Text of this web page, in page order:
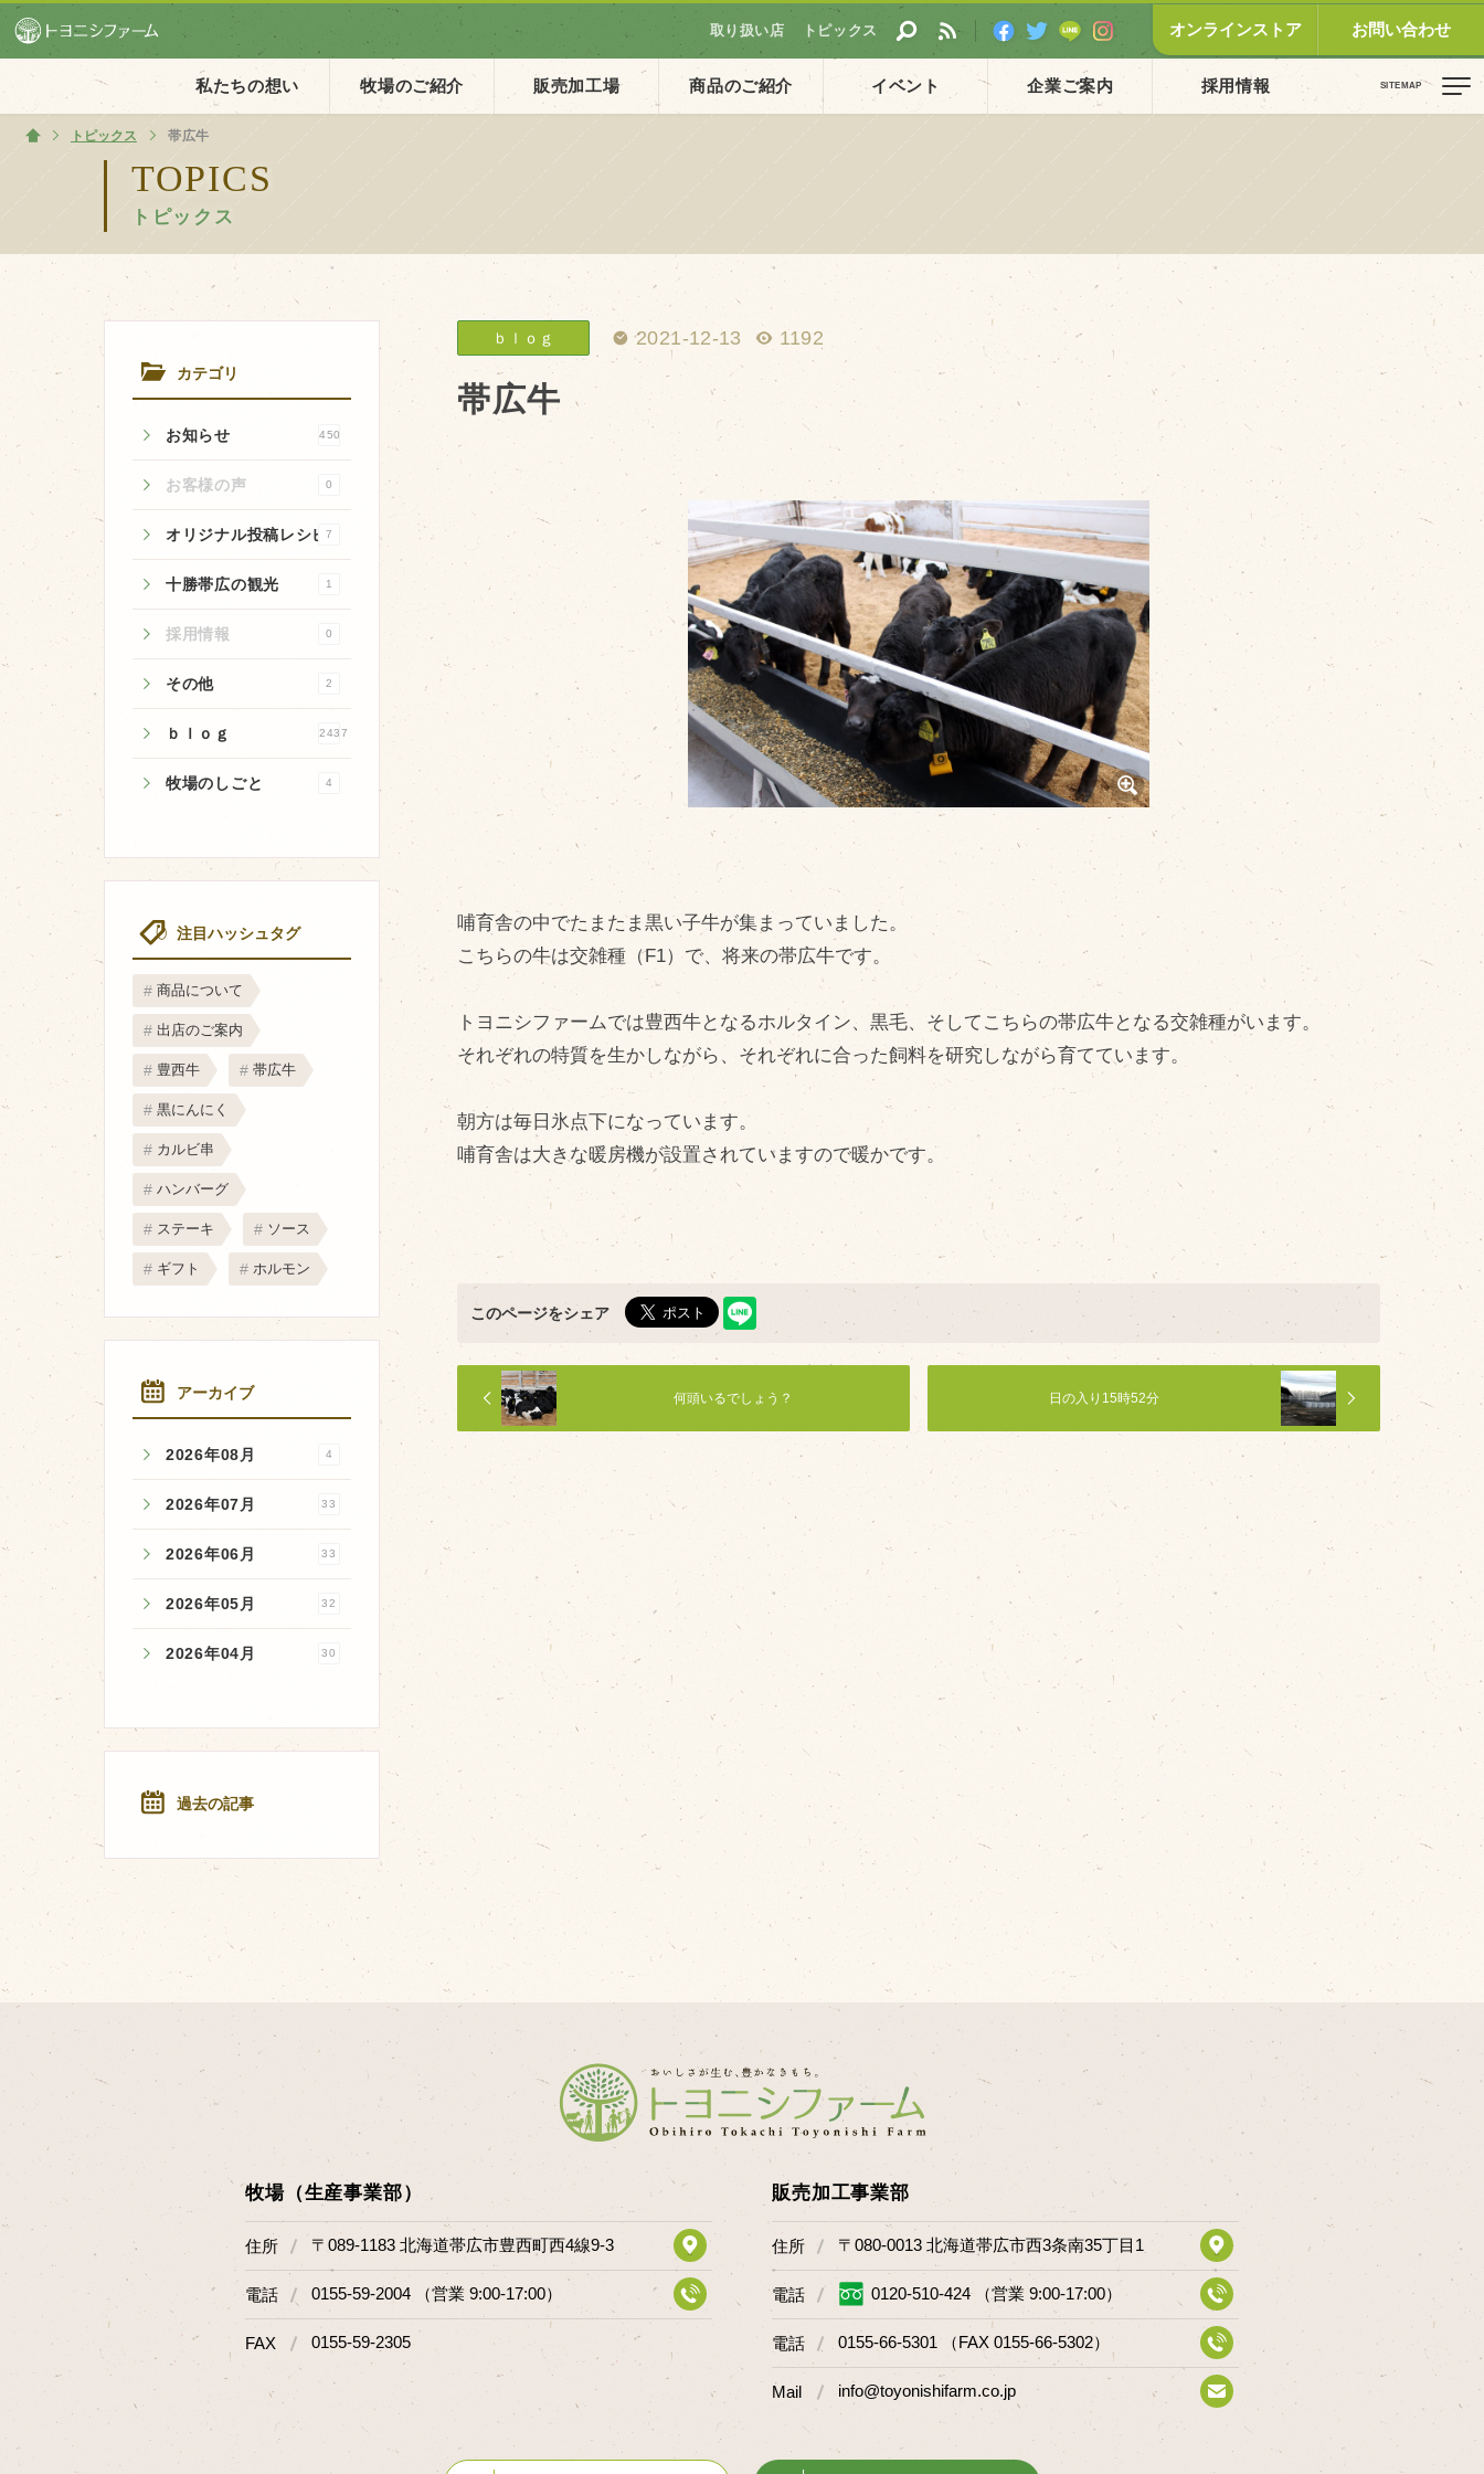
私たちの想い 牧場のご紹介 販売加工場 商品のご紹介 イベント 企業ご案内 採用情報
取り扱い店 トピックス オンラインストア お問い合わせ
TOPICS
トピックス
ホーム
トピックス 帯広牛
カテゴリ
お知らせ 450
お客様の声 0
オリジナル投稿レシピ7
十勝帯広の観光 1
採用情報 0
その他 2
ｂｌｏｇ 2437
牧場のしごと 4
注目ハッシュタグ
商品について
出店のご案内
豊西牛 帯広牛
黒にんにく
カルビ串
ハンバーグ
ステーキ ソース
ギフト ホルモン
アーカイブ
2026年08月 4
2026年07月 33
2026年06月 33
2026年05月 32
2026年04月 30
過去の記事
ｂｌｏｇ 2021-12-13 1192
帯広牛
哺育舎の中でたまたま黒い子牛が集まっていました。
こちらの牛は交雑種（F1）で、将来の帯広牛です。
トヨニシファームでは豊西牛となるホルタイン、黒毛、そしてこちらの帯広牛となる交雑種がいます。
それぞれの特質を生かしながら、それぞれに合った飼料を研究しながら育てています。
朝方は毎日氷点下になっています。
哺育舎は大きな暖房機が設置されていますので暖かです。
このページをシェア
日の入り15時52分
何頭いるでしょう？
牧場（生産事業部）
住所 〒089-1183 北海道帯広市豊西町西4線9-3
電話 0155-59-2004 （営業 9:00-17:00）
FAX 0155-59-2305
販売加工事業部
住所 〒080-0013 北海道帯広市西3条南35丁目1
電話 0120-510-424 （営業 9:00-17:00）
電話 0155-66-5301 （FAX 0155-66-5302）
Mail info@toyonishifarm.co.jp
ホーム
私たちの想い
PV動画
イベント一覧
企業ご案内
会社概要・沿革
アクセス
個人情報保護方針
お知らせ
お客様の声
オリジナル投稿レシピ
十勝帯広の観光
牧場の仕事
その他
牧場のご紹介
飼育している牛について
販売加工場
食肉加工場を新設
衛生管理体制
業務管理体制
品質管理体制
ＢtoＢ受発注システム
瑕疵とは
商品のご紹介
豊西牛
厚切ステーキ
カルビ串
ハンバーグ
黒にんにく
豊西ソース
ギフト
取り扱い店
販売店
飲食店
その他
マップから探す
個人のお客様
法人のお客様
Facebook
Twitter
LINE公式アカウント
Instagram
RSS フィード